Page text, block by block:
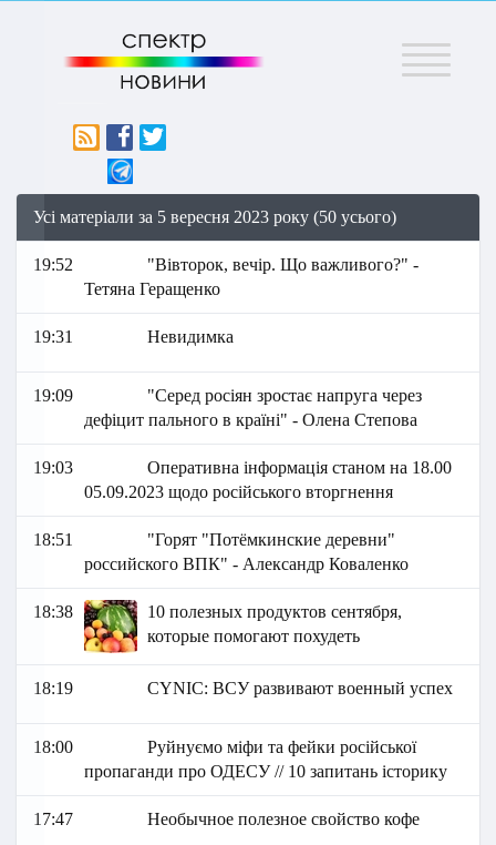
Меню
Усі матеріали за 5 вересня 2023 року (50 усього)
19:52
"Вівторок, вечір. Що важливого?" -
Тетяна Геращенко
19:31 Невидимка
19:09
"Серед росіян зростає напруга через
дефіцит пального в країні" - Олена Степова
19:03
Оперативна інформація станом на 18.00
05.09.2023 щодо російського вторгнення
18:51
"Горят "Потёмкинские деревни"
российского ВПК" - Александр Коваленко
18:38
10 полезных продуктов сентября,
которые помогают похудеть
18:19 СYNIC: ВСУ развивают военный успех
18:00
Руйнуємо міфи та фейки російської
пропаганди про ОДЕСУ // 10 запитань історику
17:47 Необычное полезное свойство кофе